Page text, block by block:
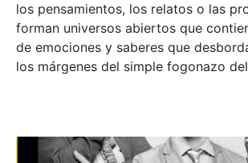
los pensamientos, los relatos o las
forman universos abiertos que
de emociones y saberes que
los márgenes del simple fogonazo